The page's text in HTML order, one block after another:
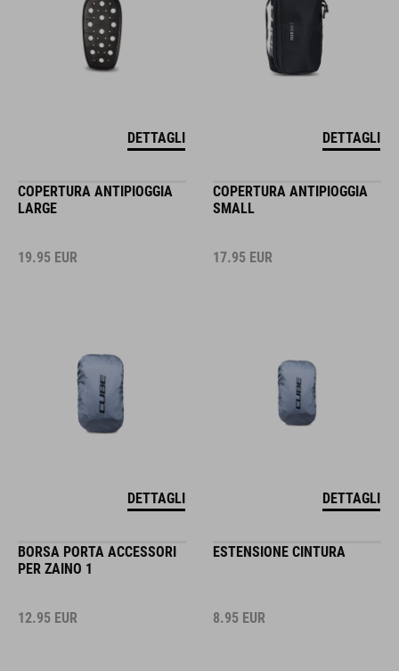
DETTAGLI DETTAGLI
COPERTURA ANTIPIOGGIA
LARGE
19.95 EUR
DETTAGLI
COPERTURA ANTIPIOGGIA
SMALL
17.95 EUR
DETTAGLI
BORSA PORTA ACCESSORI
PER ZAINO 1
12.95 EUR
ESTENSIONE CINTURA
8.95 EUR